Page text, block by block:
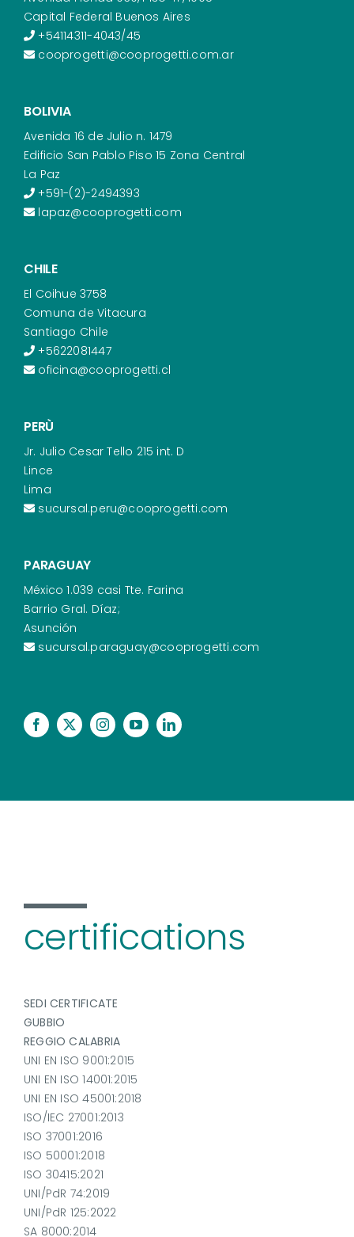
Capital Federal Buenos Aires
+54114311-4043/45
cooprogetti@cooprogetti.com.ar
BOLIVIA
Avenida 16 de Julio n. 1479
Edificio San Pablo Piso 15 Zona Central
La Paz
+591-(2)-2494393
lapaz@cooprogetti.com
CHILE
El Coihue 3758
Comuna de Vitacura
Santiago Chile
+5622081447
oficina@cooprogetti.cl
PERÙ
Jr. Julio Cesar Tello 215 int. D
Lince
Lima
sucursal.peru@cooprogetti.com
PARAGUAY
México 1.039 casi Tte. Farina
Barrio Gral. Díaz;
Asunción
sucursal.paraguay@cooprogetti.com
certifications
SEDI CERTIFICATE
GUBBIO
REGGIO CALABRIA
UNI EN ISO 9001:2015
UNI EN ISO 14001:2015
UNI EN ISO 45001:2018
ISO/IEC 27001:2013
ISO 37001:2016
ISO 50001:2018
ISO 30415:2021
UNI/PdR 74:2019
UNI/PdR 125:2022
SA 8000:2014